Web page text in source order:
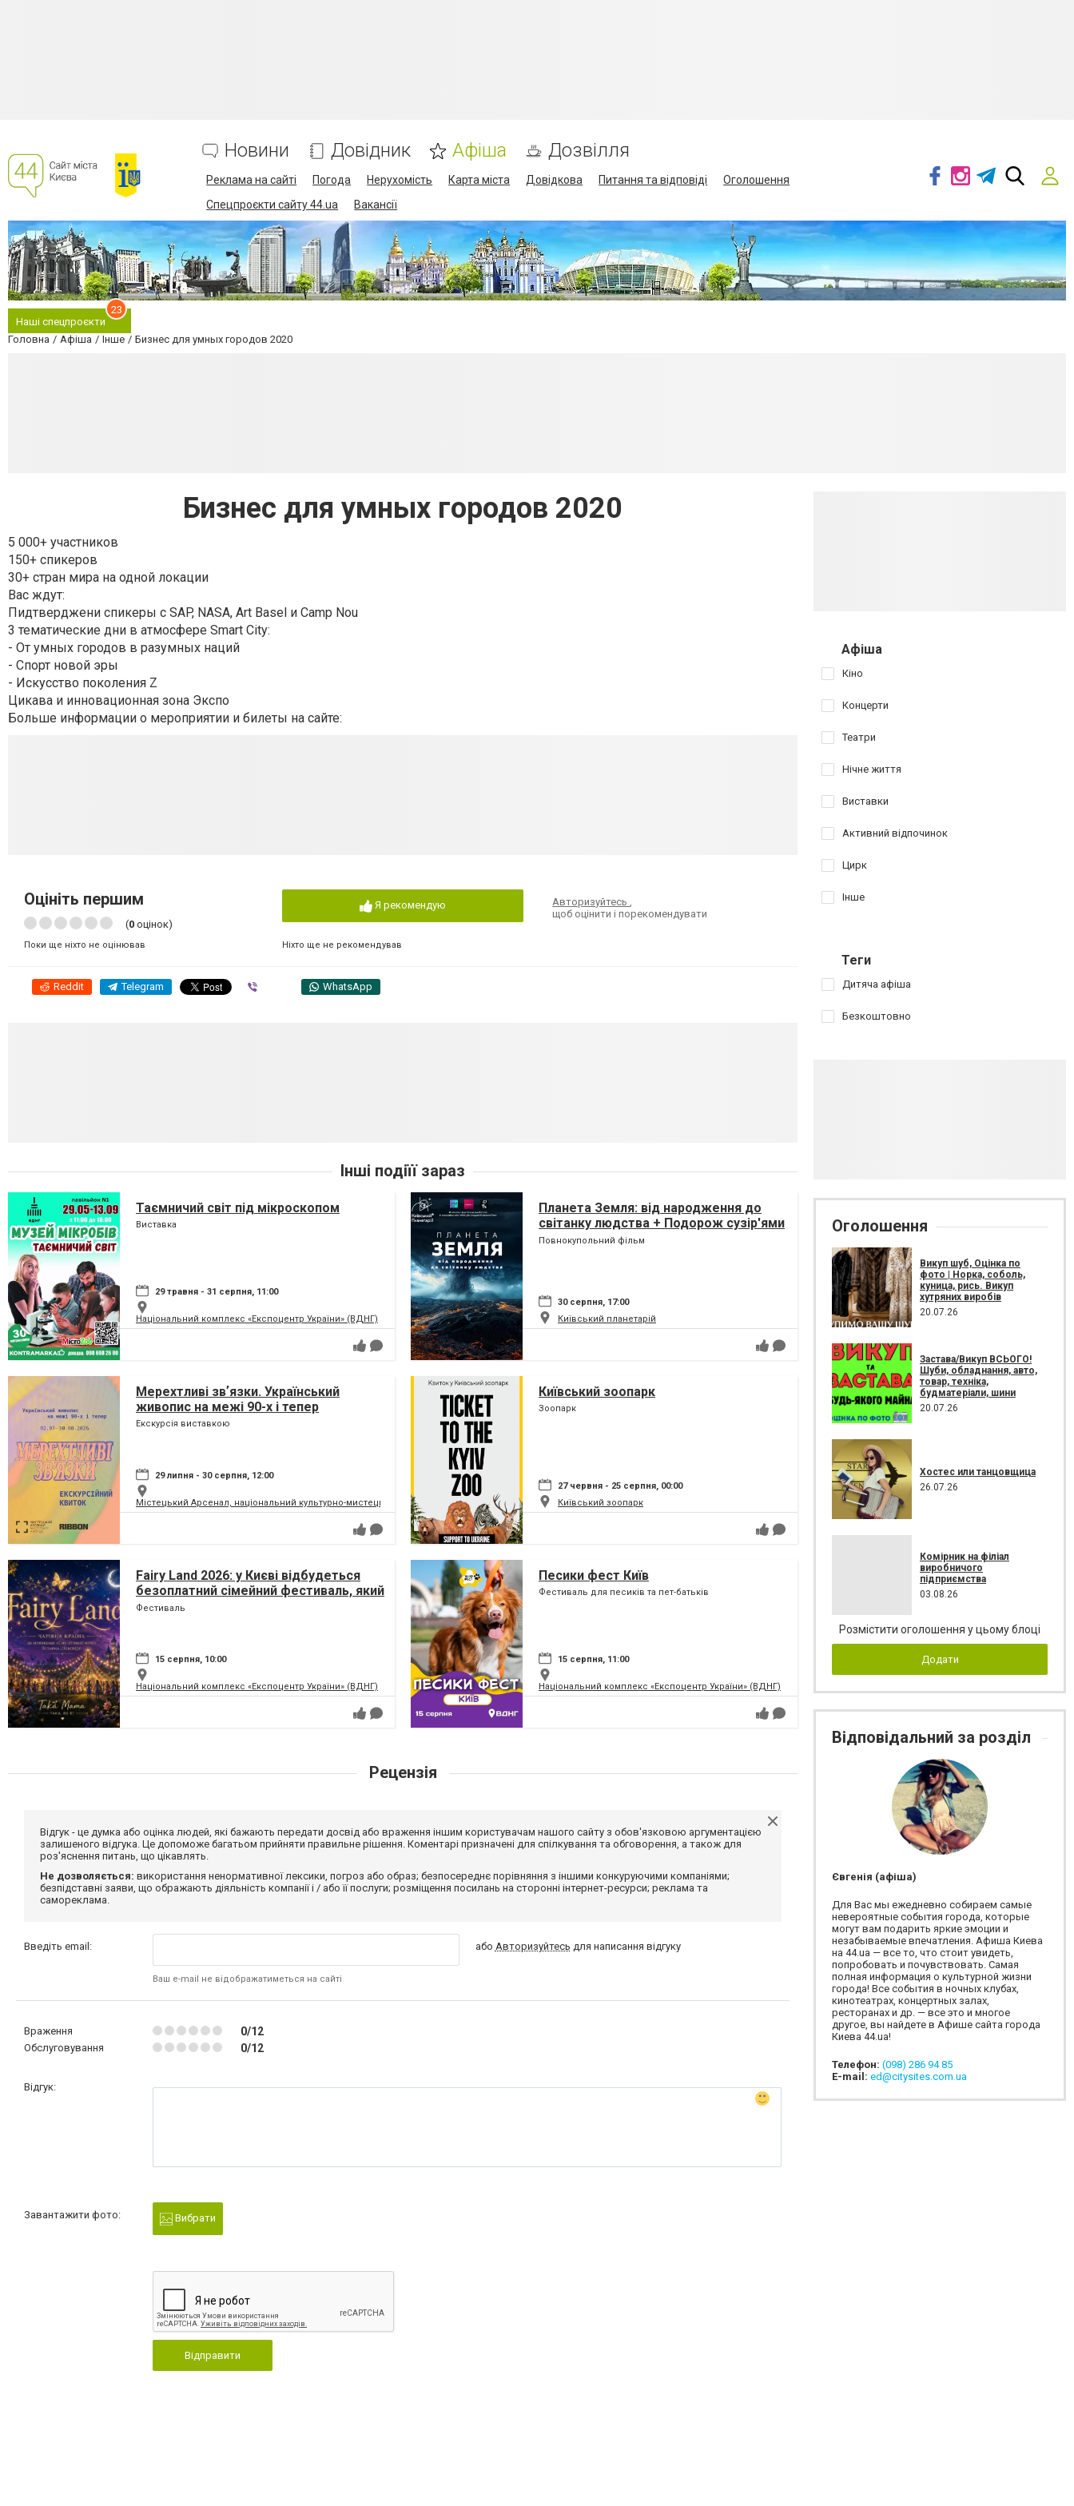
Новини Довідник Афіша Дозвілля
Реклама на сайті Погода Нерухомість Карта міста Довідкова Питання та відповіді
Оголошення
Спецпроєкти сайту 44.ua
Вакансії
Наші спецпроєкти
23
Головна Афіша Інше Бизнес для умных городов 2020
Бизнес для умных городов 2020
5 000+ участников
150+ спикеров
30+ стран мира на одной локации
Вас ждут:
Пидтверджени спикеры с SAP, NASA, Art Basel и Camp Nou
3 тематические дни в атмосфере Smart City:
- От умных городов в разумных наций
- Спорт новой эры
- Искусство поколения Z
Цикава и инновационная зона Экспо
Больше информации о мероприятии и билеты на сайте:
Оцініть першим
(0 оцінок)
Поки ще ніхто не оцінював
Я рекомендую
Ніхто ще не рекомендував
Авторизуйтесь,
щоб оцінити і порекомендувати
Reddit Telegram WhatsApp
Інші подіїї зараз
Таємничий світ під мікроскопом
Виставка
29 травня - 31 серпня, 11:00
Національний комплекс «Експоцентр України» (ВДНГ)
Планета Земля: від народження до
світанку людства + Подорож сузір'ями
(класична програма)
Повнокупольний фільм
30 серпня, 17:00
Київський планетарій
Мерехтливі звʼязки. Український
живопис на межі 90-х і тепер
Екскурсія виставкою
29 липня - 30 серпня, 12:00
Містецький Арсенал, національний культурно-мистецький та музейний комплекс
Київський зоопарк
Зоопарк
27 червня - 25 серпня, 00:00
Київський зоопарк
Fairy Land 2026: у Києві відбудеться
безоплатний сімейний фестиваль, який
перетворить парк на ВДНГ на чарівну
Фестиваль
15 серпня, 10:00
Національний комплекс «Експоцентр України» (ВДНГ)
Песики фест Київ
Фестиваль для песиків та пет-батьків
15 серпня, 11:00
Національний комплекс «Експоцентр України» (ВДНГ)
Рецензія
Відгук - це думка або оцінка людей, які бажають передати досвід або враження іншим користувачам нашого сайту з обов'язковою аргументацією
залишеного відгука. Це допоможе багатьом прийняти правильне рішення. Коментарі призначені для спілкування та обговорення, а також для
роз'яснення питань, що цікавлять.
Не дозволяється: використання ненормативної лексики, погроз або образ; безпосереднє порівняння з іншими конкуруючими компаніями;
безпідставні заяви, що ображають діяльність компанії і / або її послуги; розміщення посилань на сторонні інтернет-ресурси; реклама та
самореклама.
Введіть email:
Ваш e-mail не відображатиметься на сайті
або Авторизуйтесь для написання відгуку
Враження 0/12
Обслуговування 0/12
Відгук:
Завантажити фото: Вибрати
Відправити
Афіша
Кіно
Концерти
Театри
Нічне життя
Виставки
Активний відпочинок
Цирк
Інше
Теги
Дитяча афіша
Безкоштовно
Оголошення
Викуп шуб, Оцінка по
фото | Норка, соболь,
куница, рись. Викуп
хутряних виробів
20.07.26
Застава/Викуп ВСЬОГО!
Шуби, обладнання, авто,
товар, техніка,
будматеріали, шини
20.07.26
Хостес или танцовщица
26.07.26
Комірник на філіал
виробничого
підприємства
03.08.26
Розмістити оголошення у цьому блоці
Додати
Відповідальний за розділ
Євгенія (афіша)
Для Вас мы ежедневно собираем самые
невероятные события города, которые
могут вам подарить яркие эмоции и
незабываемые впечатления. Афиша Киева
на 44.ua — все то, что стоит увидеть,
попробовать и почувствовать. Самая
полная информация о культурной жизни
города! Все события в ночных клубах,
кинотеатрах, концертных залах,
ресторанах и др. — все это и многое
другое, вы найдете в Афише сайта города
Киева 44.ua!
Телефон: (098) 286 94 85
E-mail: ed@citysites.com.ua